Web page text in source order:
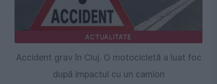
ACTUALITATE
Accident grav în Cluj. O motocicletă a luat foc
după impactul cu un camion